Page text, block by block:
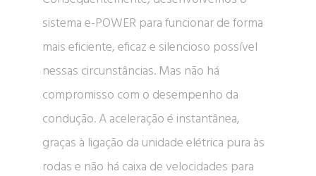
sistema e-POWER para funcionar de forma
mais eficiente, eficaz e silencioso possível
nessas circunstâncias. Mas não há
compromisso com o desempenho da
condução. A aceleração é instantânea,
graças à ligação da unidade elétrica pura às
rodas e não há caixa de velocidades para